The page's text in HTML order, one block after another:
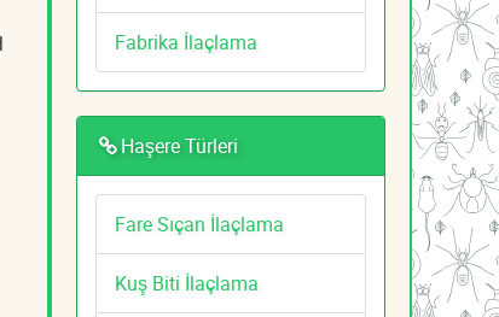
Fabrika İlaçlama
Haşere Türleri
Fare Sıçan İlaçlama
Kuş Biti İlaçlama